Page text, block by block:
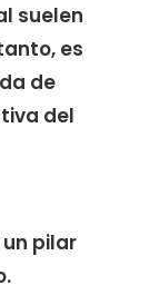
suelen
es
de
del
un pilar